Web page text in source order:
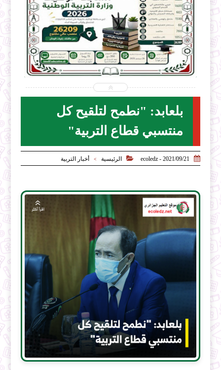
2026-07-28
ecoledz.net
بلعابد: "نطمح لتلقيح كل
منتسبي قطاع التربية"

2021/09/21 - ecoledz
 الرئيسية > أخبار التربية